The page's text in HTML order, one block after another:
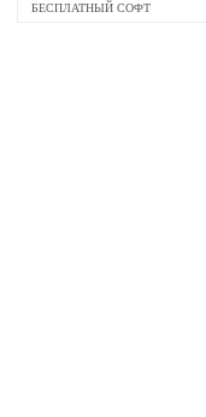
БЕСПЛАТНЫЙ СОФТ